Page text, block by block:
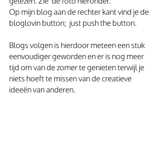
Op mijn blog aan de rechter kant vind je de
bloglovin button;  just push the button.
Blogs volgen is hierdoor meteen een stuk
eenvoudiger geworden en er is nog meer
tijd om van de zomer te genieten terwijl je
niets hoeft te missen van de creatieve
ideeën van anderen.